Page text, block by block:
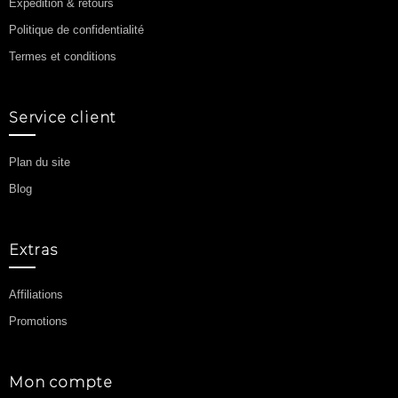
Expédition & retours
Politique de confidentialité
Termes et conditions
Service client
Plan du site
Blog
Extras
Affiliations
Promotions
Mon compte